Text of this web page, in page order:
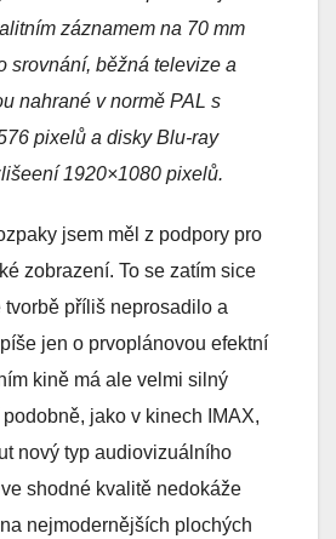
záznamem na 70 mm
srovnání, běžná televize a
nahrané v normě PAL s
pixelů a disky Blu-ray
1920×1080 pixelů.
jsem měl z podpory pro
zobrazení. To se zatím sice
příliš neprosadilo a
jen o prvoplánovou efektní
kině má ale velmi silný
jako v kinech IMAX,
nový typ audiovizuálního
shodné kvalitě nedokáže
nejmodernějších plochých